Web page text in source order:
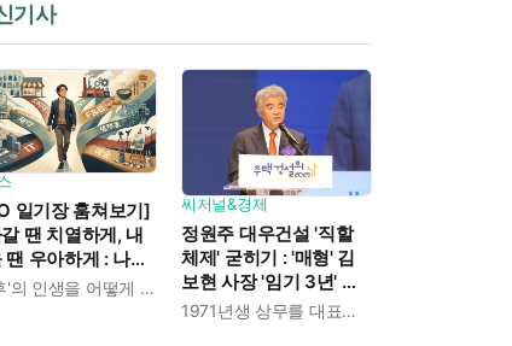
기사
일기장 훔쳐보기]
땐 치열하게, 내
땐 우아하게 : 나만
리어 설계법
'그 후'의 인생을 어떻게 살 것인가
씨저널&경제
정원주 대우건설 '직할
체제' 굳히기 : '매형' 김
보현 사장 '임기 3년' 받
고 4개월 만에 물러났다
1971년생 상무를 대표이사로 발탁